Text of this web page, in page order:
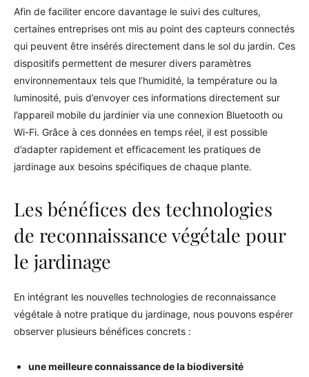
Afin de faciliter encore davantage le suivi des cultures,
certaines entreprises ont mis au point des capteurs connectés
qui peuvent être insérés directement dans le sol du jardin. Ces
dispositifs permettent de mesurer divers paramètres
environnementaux tels que l’humidité, la température ou la
luminosité, puis d’envoyer ces informations directement sur
l’appareil mobile du jardinier via une connexion Bluetooth ou
Wi-Fi. Grâce à ces données en temps réel, il est possible
d’adapter rapidement et efficacement les pratiques de
jardinage aux besoins spécifiques de chaque plante.
Les bénéfices des technologies
de reconnaissance végétale pour
le jardinage
En intégrant les nouvelles technologies de reconnaissance
végétale à notre pratique du jardinage, nous pouvons espérer
observer plusieurs bénéfices concrets :
une meilleure connaissance de la biodiversité